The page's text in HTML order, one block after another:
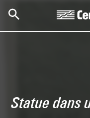
Statue dans